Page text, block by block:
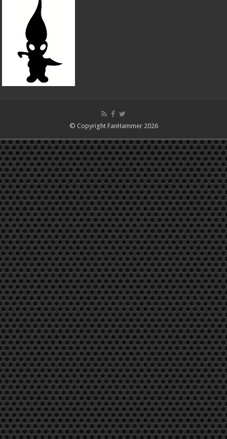
© Copyright FanHammer 2026